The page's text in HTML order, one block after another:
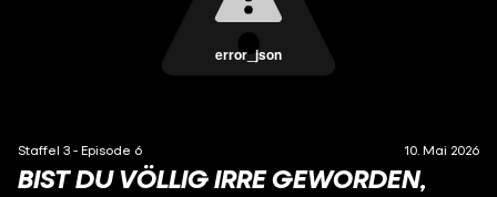
error_json
Staffel 3 - Episode 6 10. Mai 2026
BIST DU VÖLLIG IRRE GEWORDEN,